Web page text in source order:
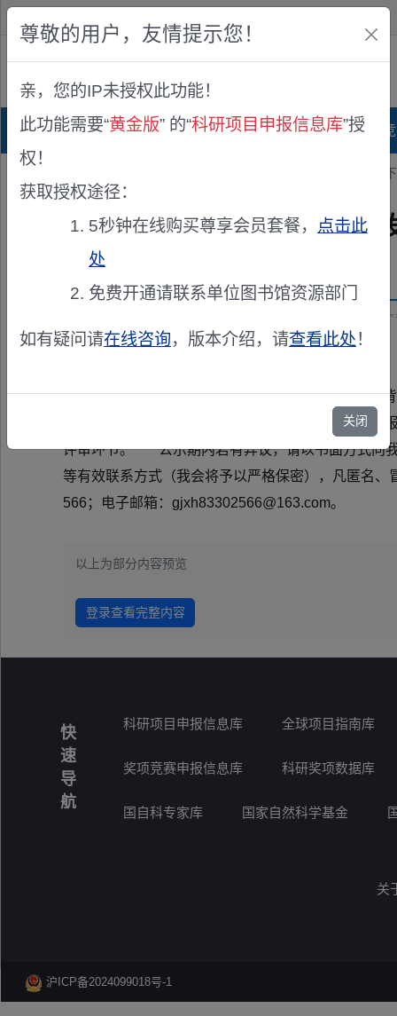
公众版
首页 科研项目库 项目指南库 奖项
> 关于2026年江苏高校“高质量发展背景
关于2026年江苏高校“高质
发布机构：
江苏省高校“高质量发展背景下外语教学改革研究
根据《关于做好2026年江苏高校“高质量发展
有关单位共有效推荐276项。经秘书处审核，现对
评审环节。 公示期内若有异议，请以书面方式向我
等有效联系方式（我会将予以严格保密），凡匿名
566；电子邮箱
以上为部分内容预览
登录查看完整内容
快
速
导
航
科研项目申报信息库 全球项目指南库
奖项竞赛申报信息库 科研奖项数据库
国自科专家库 国家自然科学基金
关
沪ICP备2024099018号-1
尊敬的用户，友情提示您！
亲，您的IP未授权此功能！
此功能需要“黄金版” 的“科研项目申报信息库”授
权！
获取授权途径：
5秒钟在线购买尊享会员套餐， 点击此
处
免费开通请联系单位图书馆资源部门
如有疑问请在线咨询，版本介绍，请查看此处！
关闭